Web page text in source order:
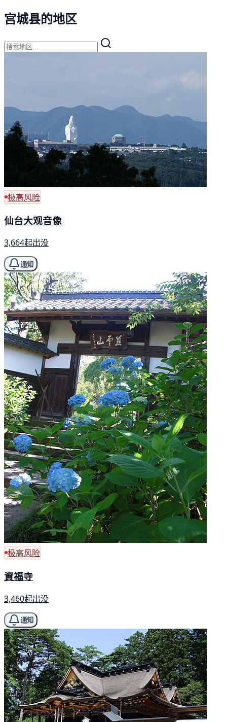
宫城县的地区
极高风险
仙台大观音像
3,664起出没
通知
极高风险
資福寺
3,460起出没
通知